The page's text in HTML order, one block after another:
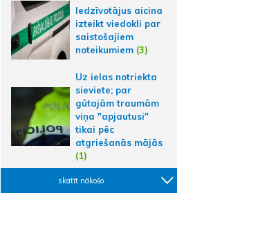
Iedzīvotājus aicina
izteikt viedokli par
saistošajiem
noteikumiem (3)
Uz ielas notriekta
sieviete; par
gūtajām traumām
viņa "apjautusi"
tikai pēc
atgriešanās mājās
(1)
skatīt nākošo